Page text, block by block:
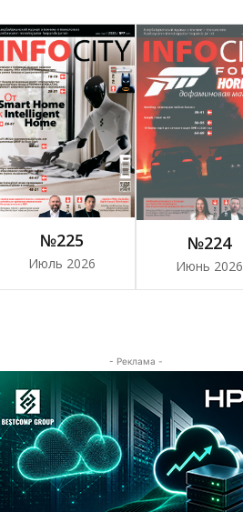
№225
Июль 2026
№224
Июнь 2026
- Реклама -